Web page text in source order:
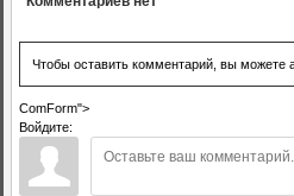
Чтобы оставить комментарий, вы можете
ComForm">
Войдите: